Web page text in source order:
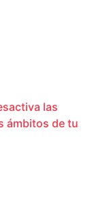
las
ámbitos de tu